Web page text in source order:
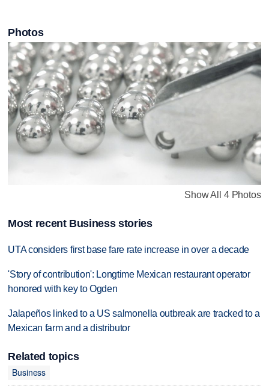
Photos
Show All 4 Photos
Most recent Business stories
UTA considers first base fare rate increase in over a decade
'Story of contribution': Longtime Mexican restaurant operator
honored with key to Ogden
Jalapeños linked to a US salmonella outbreak are tracked to a
Mexican farm and a distributor
Related topics
Business